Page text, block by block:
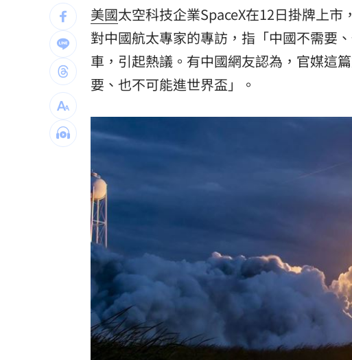
晚飯煮太慢！婦遭小叔斬首 頭掛樹上示警
消失10年回歸！好市多經典美食重新上架 22:02
腦瘤手術醫誤切正常組織 女無法自主呼吸
人妻被嫌上菜慢 遭毒癮小叔斧砍死頭掛樹
以為益生菌護腎 他餐餐泡菜2週後險洗腎
台灣彩券開獎直播中
LIVE三立+24小時直播 15:27
三立iNEWS新聞台線上直播 18:00
商場戰國來臨 台中「頂奢大道」逐漸成形 12:00
台彩父親節推新刮刮樂千萬頭獎超「爸」氣 12:00
美國太空科技企業SpaceX在12日掛牌上市
對中國航太專家的專訪，指「中國不需要
車，引起熱議。有中國網友認為，官媒這
要、也不可能進世界盃」。